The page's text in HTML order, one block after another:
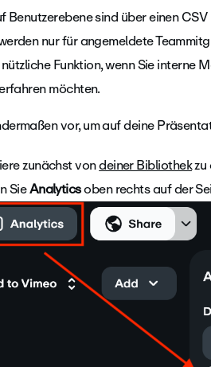
Benutzerebene sind über einen
nur für angemeldete
Funktion, wenn Sie
möchten.
vor, um auf deine
zunächst vondeiner Bibliothekzu
SieAnalyticsoben rechts auf der